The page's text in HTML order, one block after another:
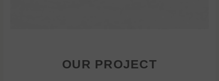
OUR PROJECT